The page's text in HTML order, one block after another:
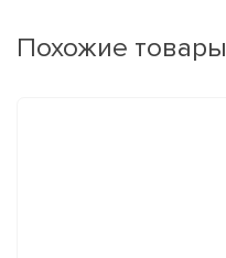
Похожие товары